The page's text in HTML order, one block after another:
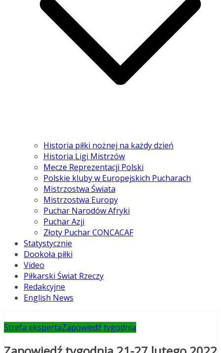
Historia piłki nożnej na każdy dzień
Historia Ligi Mistrzów
Mecze Reprezentacji Polski
Polskie kluby w Europejskich Pucharach
Mistrzostwa Świata
Mistrzostwa Europy
Puchar Narodów Afryki
Puchar Azji
Złoty Puchar CONCACAF
Statystycznie
Dookoła piłki
Video
Piłkarski Świat Rzeczy
Redakcyjne
English News
Strefa ekspertaZapowiedź tygodnia